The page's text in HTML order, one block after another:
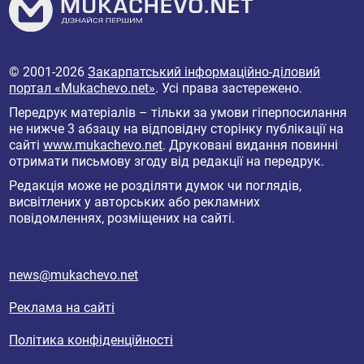
© 2001-2026Закарпатський інформаційно-діловий
портал «Mukachevo.net». Усі права застережено.
Передрук матеріалів – тільки за умови гіперпосилання
не нижче 3 абзацу на відповідну сторінку публікації на
сайтіwww.mukachevo.net. Друковані видання повинні
отримати письмову згоду від редакції на передрук.
Редакція може не розділяти думок чи поглядів,
висвітлених у авторських або рекламних
повідомленнях, розміщених на сайті.
news@mukachevo.net
Реклама на сайті
Політика конфіденційності